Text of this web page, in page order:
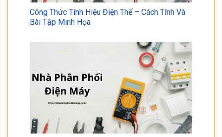
Công Thức Tính Hiệu Điện Thế – Cách Tính Và
Bài Tập Minh Họa